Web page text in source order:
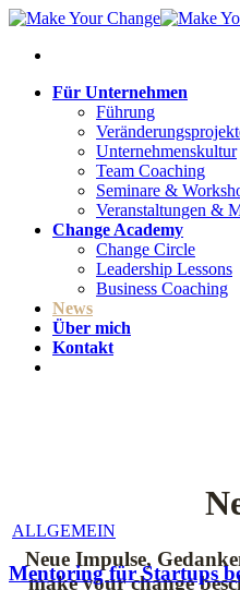
Für Unternehmen
Führung
Unternehmenskultur
Team Coaching
Seminare &
Veranstaltungen &
Change Academy
Change Circle
Leadership Lessons
Business Coaching
News
Über mich
Kontakt
Neue Impulse,
make your change
ALLGEMEIN
Mentoring für Startups